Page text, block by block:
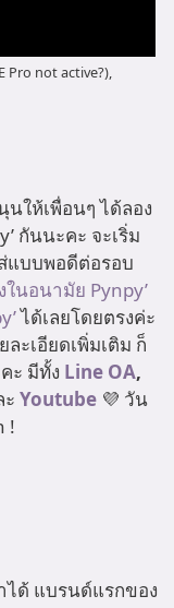
Pro not active?),
นให้เพื่อนๆ ได้ลอง
กันนะคะ จะเริ่ม
แบบพอดีต่อรอบ
ในอนามัย Pynpy’
ได้เลยโดยตรงค่ะ
ะเอียดเพิ่มเติม ก็
ะ มีทั้ง Line OA,
Youtube 💜 วัน
!
ด้ แบรนด์แรกของ